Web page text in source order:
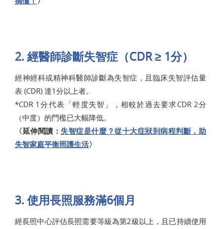
2. 經醫師診斷失智症（CDR ≥ 1分）
經神經科或精神科醫師診斷為失智症，且臨床失智評估量
表 (CDR) 達1分以上者。
*CDR 1分代表「輕度失智」，相較於過去要求CDR 2分
（中度）的門檻已大幅降低。
〈延伸閱讀： 失智症是什麼？從十大症狀到病程判斷，助
失智家庭平衡照護生活〉
3. 使用長照服務滿6個月
經長照中心評估長照需要等級為第2級以上，且已持續使用